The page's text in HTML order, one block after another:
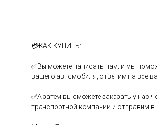
💳КАК КУПИТЬ:
✅Вы можете написать нам, и мы
вашего автомобиля, ответим на все
✅А затем вы сможете заказать у нас
транспортной компании и отправим в